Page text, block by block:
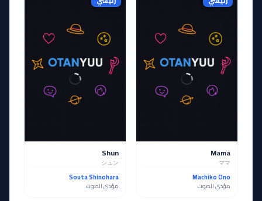
Mama
ママ
Machiko Ono
مؤدي الصوت
Shun
シュン
Souta Shinohara
مؤدي الصوت